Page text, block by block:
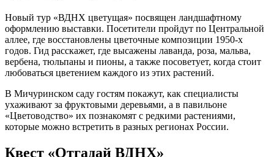
Новый тур «ВДНХ цветущая» посвящен ландшафтному
оформлению выставки. Посетители пройдут по Центральной
аллее, где восстановлены цветочные композиции 1950-х
годов. Гид расскажет, где высажены лаванда, роза, мальва,
вербена, тюльпаны и пионы, а также посоветует, когда стоит
любоваться цветением каждого из этих растений.
В Мичуринском саду гостям покажут, как специалисты
ухаживают за фруктовыми деревьями, а в павильоне
«Цветоводство» их познакомят с редкими растениями,
которые можно встретить в разных регионах России.
Квест «Отгадай ВДНХ»